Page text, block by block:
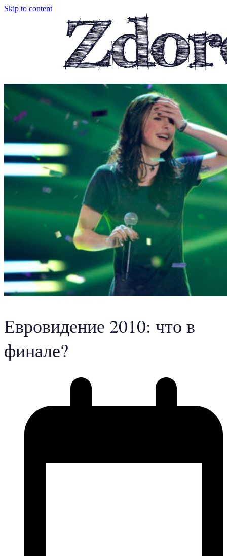
Skip to content
Евровидение 2010: что в
финале?